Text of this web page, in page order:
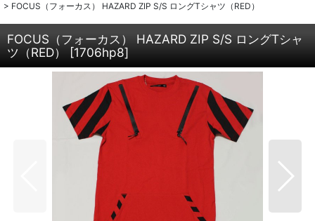
> FOCUS（フォーカス） HAZARD ZIP S/S ロングTシャツ（RED）
FOCUS（フォーカス） HAZARD ZIP S/S ロングTシャ
ツ（RED）
[1706hp8]